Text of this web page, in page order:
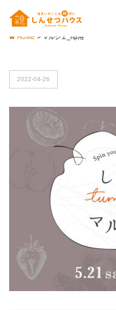
HOME > マルシェ_hp用
2022-04-26